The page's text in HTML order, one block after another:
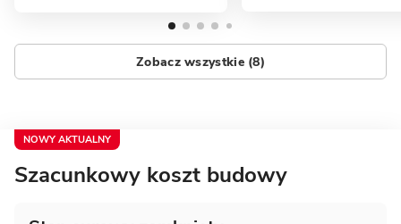
Zobacz wszystkie (8)
NOWY AKTUALNY
Szacunkowy koszt budowy